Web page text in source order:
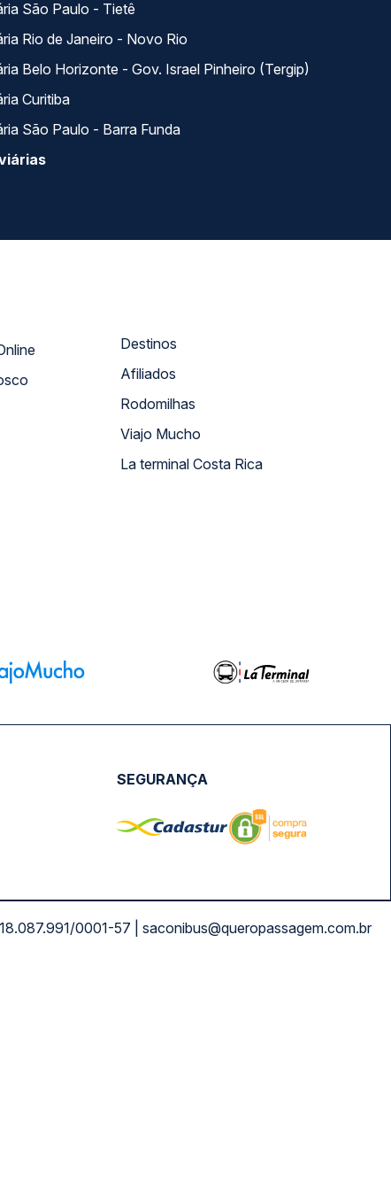
São Paulo - Tietê
Rio de Janeiro - Novo Rio
Belo Horizonte - Gov. Israel Pinheiro (Tergip)
Curitiba
São Paulo - Barra Funda
Online
Destinos
Afiliados
Rodomilhas
Viajo Mucho
La terminal Costa Rica
SEGURANÇA
0001-57 | saconibus@queropassagem.com.br